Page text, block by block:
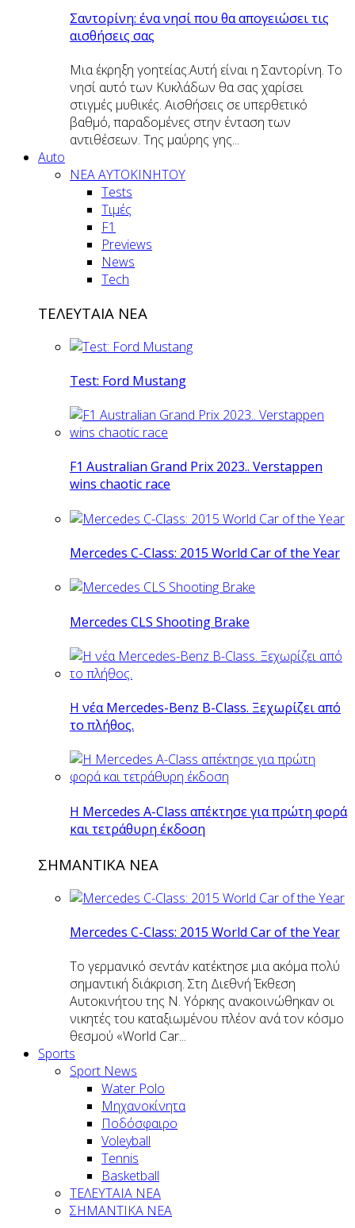
Σαντορίνη: ένα νησί που θα απογειώσει τις
αισθήσεις σας
Μια έκρηξη γοητείας.Αυτή είναι η Σαντορίνη. Το
νησί αυτό των Κυκλάδων θα σας χαρίσει
στιγμές μυθικές. Αισθήσεις σε υπερθετικό
βαθμό, παραδομένες στην ένταση των
αντιθέσεων. Της μαύρης γης...
Auto
NEA AYTOKINHTOY
Tests
Τιμές
F1
Previews
News
Tech
ΤΕΛΕΥΤΑΙΑ ΝΕΑ
Test: Ford Mustang
F1 Australian Grand Prix 2023.. Verstappen
wins chaotic race
Mercedes C-Class: 2015 World Car of the Year
Mercedes CLS Shooting Brake
Η νέα Mercedes-Benz B-Class. Ξεχωρίζει από
το πλήθος.
H Mercedes Α-Class απέκτησε για πρώτη φορά
και τετράθυρη έκδοση
ΣΗΜΑΝΤΙΚΑ ΝΕΑ
Mercedes C-Class: 2015 World Car of the Year
Το γερμανικό σεντάν κατέκτησε μια ακόμα πολύ
σημαντική διάκριση. Στη Διεθνή Έκθεση
Αυτοκινήτου της Ν. Υόρκης ανακοινώθηκαν οι
νικητές του καταξιωμένου πλέον ανά τον κόσμο
θεσμού «World Car...
Sports
Sport News
Water Polo
Μηχανοκίνητα
Ποδόσφαιρο
Voleyball
Tennis
Basketball
ΤΕΛΕΥΤΑΙΑ ΝΕΑ
ΣΗΜΑΝΤΙΚΑ ΝΕΑ